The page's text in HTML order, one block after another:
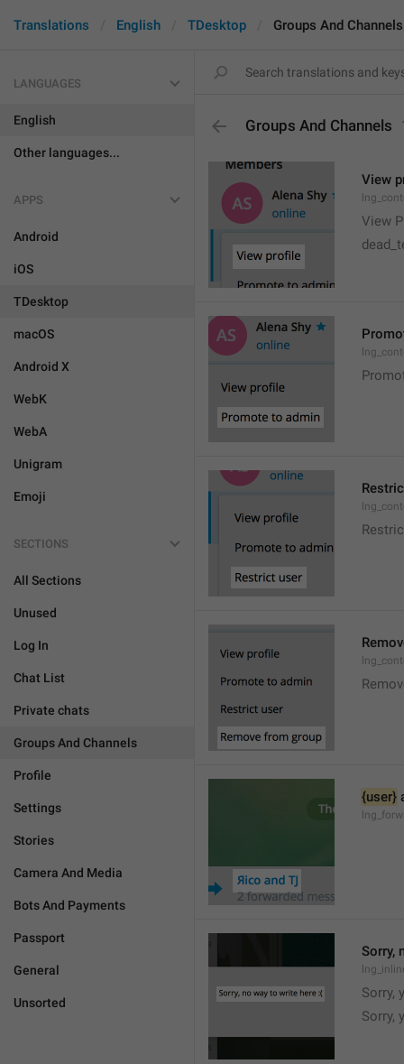
Translations English TDesktop Groups And Channels
LANGUAGES
English
Other languages...
APPS
Android
iOS
TDesktop
macOS
Android X
WebK
WebA
Unigram
Emoji
SECTIONS
All Sections
Unused
Log In
Chat List
Private chats
Groups And Channels
Profile
Settings
Stories
Camera And Media
Bots And Payments
Passport
General
Unsorted
Groups And Channels
View
View
{user}
Sorry,
Sorry,
Sorry,